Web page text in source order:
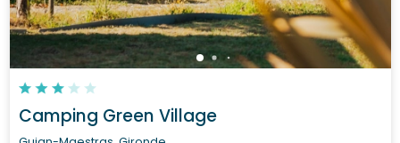
Camping Green Village